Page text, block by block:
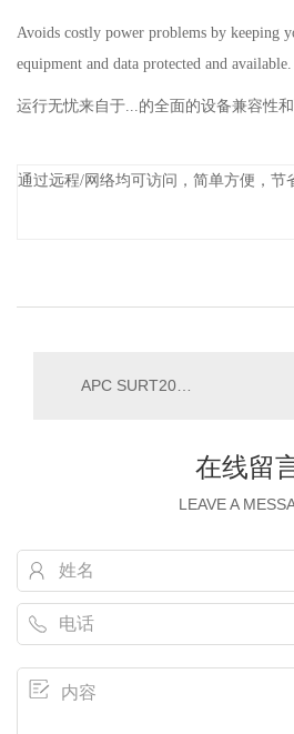
Avoids costly power problems by keeping
equipment and data protected and available.
运行无忧来自于...的全面的设备兼容性和
通过远程/网络均可访问，简单方便，节
在线留
LEAVE A